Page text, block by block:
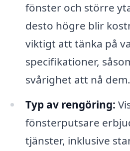
fönster och större
desto högre blir
viktigt att tänka på
specifikationer,
svårighet att nå dem.
Typ av rengöring:
fönsterputsare
tjänster, inklusive